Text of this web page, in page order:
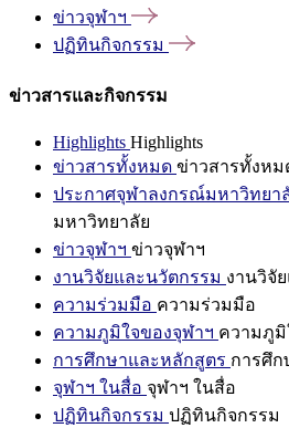
ข่าวจุฬาฯ
ปฏิทินกิจกรรม
ข่าวสารและกิจกรรม
Highlights Highlights
ข่าวสารทั้งหมด ข่าวสารทั้งหม
ประกาศจุฬาลงกรณ์มหาวิทยา
มหาวิทยาลัย
ข่าวจุฬาฯ ข่าวจุฬาฯ
งานวิจัยและนวัตกรรม งานวิจั
ความร่วมมือ ความร่วมมือ
ความภูมิใจของจุฬาฯ ความภูมิ
การศึกษาและหลักสูตร การศึ
จุฬาฯ ในสื่อ จุฬาฯ ในสื่อ
ปฏิทินกิจกรรม ปฏิทินกิจกรรม